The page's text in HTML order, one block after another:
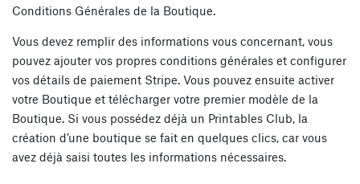
Conditions Générales de la Boutique.
Vous devez remplir des informations vous concernant, vous
pouvez ajouter vos propres conditions générales et configurer
vos détails de paiement Stripe. Vous pouvez ensuite activer
votre Boutique et télécharger votre premier modèle de la
Boutique. Si vous possédez déjà un Printables Club, la
création d’une boutique se fait en quelques clics, car vous
avez déjà saisi toutes les informations nécessaires.